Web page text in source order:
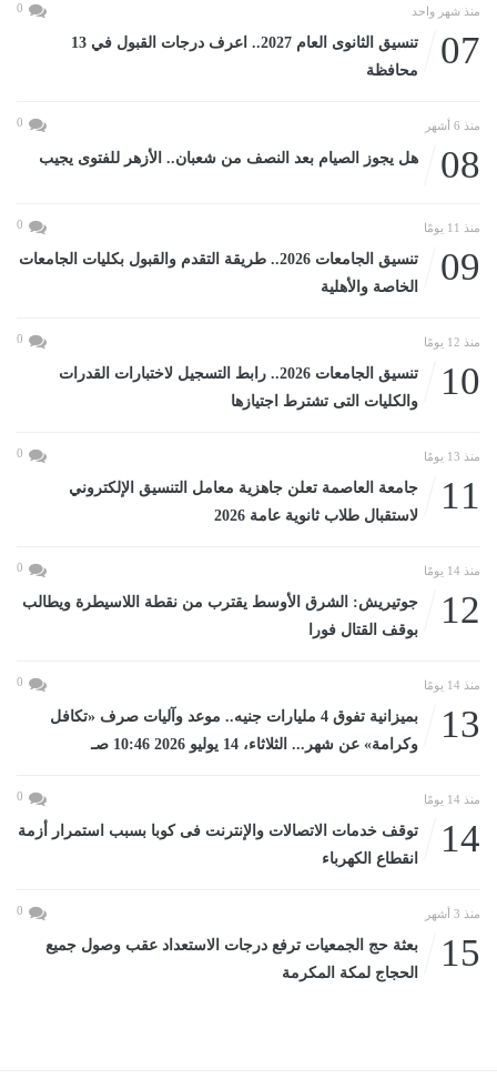
منذ شهر واحد 0
07
تنسيق الثانوى العام 2027.. اعرف درجات القبول في 13
محافظة
منذ 6 أشهر 0
08 هل يجوز الصيام بعد النصف من شعبان.. الأزهر للفتوى يجيب
منذ 11 يومًا 0
09
تنسيق الجامعات 2026.. طريقة التقدم والقبول بكليات الجامعات
الخاصة والأهلية
منذ 12 يومًا 0
10
تنسيق الجامعات 2026.. رابط التسجيل لاختبارات القدرات
والكليات التى تشترط اجتيازها
منذ 13 يومًا 0
11
جامعة العاصمة تعلن جاهزية معامل التنسيق الإلكتروني
لاستقبال طلاب ثانوية عامة 2026
منذ 14 يومًا 0
12
جوتيريش: الشرق الأوسط يقترب من نقطة اللاسيطرة ويطالب
بوقف القتال فورا
منذ 14 يومًا 0
13
بميزانية تفوق 4 مليارات جنيه.. موعد وآليات صرف «تكافل
وكرامة» عن شهر... الثلاثاء، 14 يوليو 2026 10:46 صـ
منذ 14 يومًا 0
14
توقف خدمات الاتصالات والإنترنت فى كوبا بسبب استمرار أزمة
انقطاع الكهرباء
منذ 3 أشهر 0
15
بعثة حج الجمعيات ترفع درجات الاستعداد عقب وصول جميع
الحجاج لمكة المكرمة